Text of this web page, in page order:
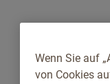
Wenn Sie auf
von Cookies